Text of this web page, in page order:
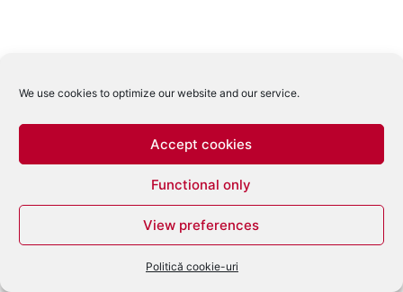
We use cookies to optimize our website and our service.
Accept cookies
Functional only
View preferences
Politică cookie-uri